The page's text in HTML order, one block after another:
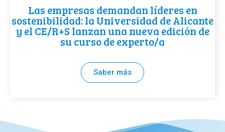
Las empresas demandan líderes en
sostenibilidad: la Universidad de Alicante
y el CE/R+S lanzan una nueva edición de
su curso de experto/a
Saber más